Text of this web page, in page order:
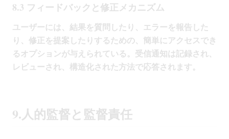
8.3 フィードバックと修正メカニズム
ユーザーには、結果を質問したり、エラーを報告した
り、修正を提案したりするための、簡単にアクセスでき
るオプションが与えられている。受信通知は記録され、
レビューされ、構造化された方法で応答されます。
9.人的監督と監督責任